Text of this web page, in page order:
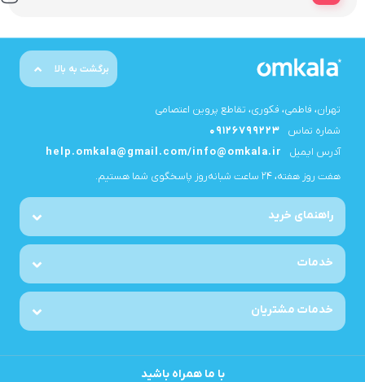
برگشت به بالا
تهران، فاطمی، فکوری، تقاطع پروین اعتصامی
شماره تماس
09126799223
آدرس ایمیل
help.omkala@gmail.com/info@omkala.ir
هفت روز هفته، ۲۴ ساعت شبانه‌روز پاسخگوی شما هستیم.
راهنمای خرید
خدمات
خدمات مشتریان
با ما همراه باشید